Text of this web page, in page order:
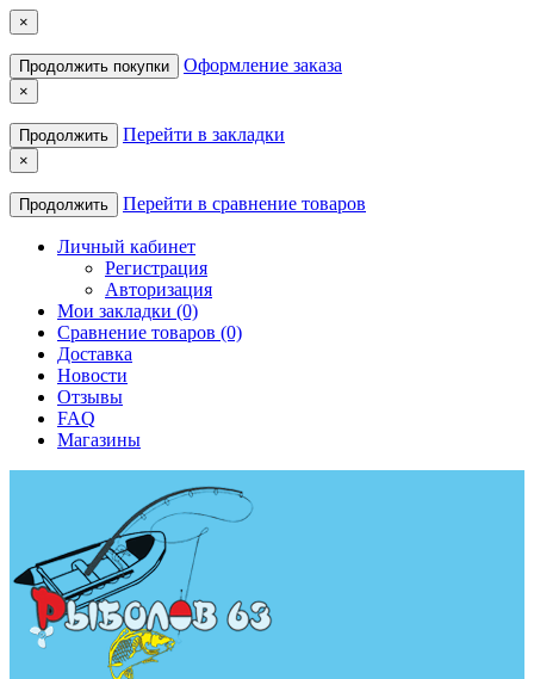
×
Продолжить покупки Оформление заказа
×
Продолжить Перейти в закладки
×
Продолжить Перейти в сравнение товаров
Личный кабинет
Регистрация
Авторизация
Мои закладки (0)
Сравнение товаров (0)
Доставка
Новости
Отзывы
FAQ
Магазины